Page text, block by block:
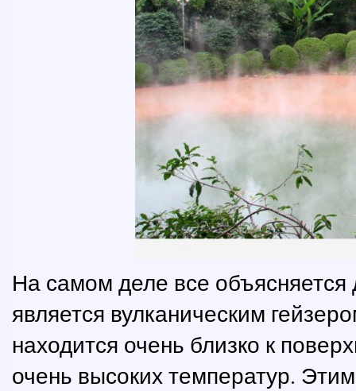
На самом деле все
является вулканическим
находится очень близко к
очень высоких температур.